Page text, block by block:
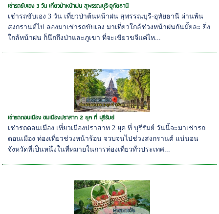
เช่ารถขับเอง 3 วัน เที่ยวป่าหน้าฝน สุพรรณบุรี-อุทัยธานี
เช่ารถขับเอง 3 วัน เที่ยวป่าต้นหน้าฝน สุพรรณบุรี-อุทัยธานี ผ่านพ้น
สงกรานต์ไป ลองมาเช่ารถขับเอง มาเที่ยวใกล้ช่วงหน้าฝนกันมั้ยละ ยิ่ง
ใกล้หน้าฝน ก็นึกถึงป่าและภูเขา ที่จะเขียวขจีแค่ไห...
เช่ารถดอนเมือง ชมเมืองปราสาท 2 ยุค ที่ บุรีรัมย์
เช่ารถดอนเมือง เที่ยวเมืองปราสาท 2 ยุค ที่ บุรีรัมย์ วันนี้จะมาเช่ารถ
ดอนเมือง ท่องเที่ยวช่วงหน้าร้อน จวบจนไปช่วงสงกรานต์ แน่นอน
จังหวัดที่เป็นหนึ่งในที่หมายในการท่องเที่ยวทั่วประเทศ...